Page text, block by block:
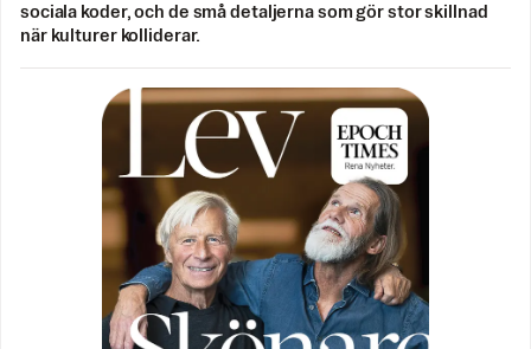
sociala koder, och de små detaljerna som gör stor skillnad
när kulturer kolliderar.